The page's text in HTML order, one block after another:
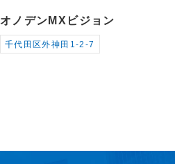
オノデンMXビジョン
千代田区外神田1-2-7